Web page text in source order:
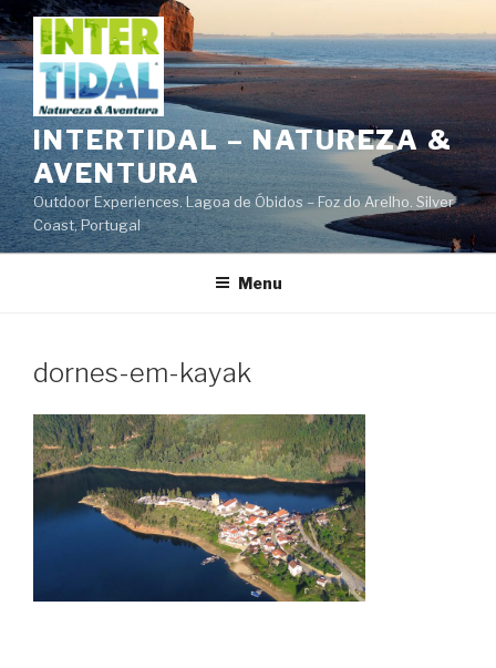
Saltar
para
o
conteúdo
INTERTIDAL – NATUREZA &
AVENTURA
Outdoor Experiences. Lagoa de Óbidos – Foz do Arelho. Silver
Coast, Portugal
Menu
dornes-em-kayak